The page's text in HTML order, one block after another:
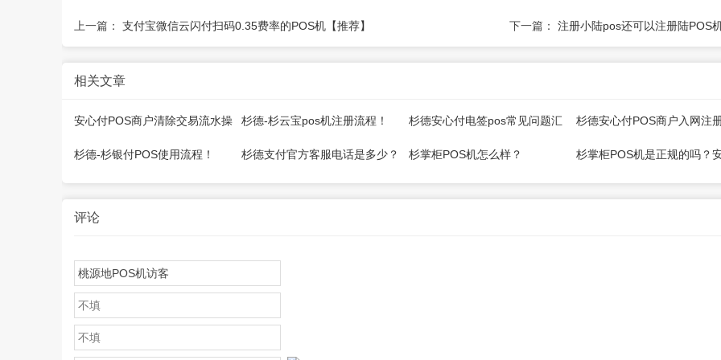
上一篇： 支付宝微信云闪付扫码0.35费率的POS机【推荐】 下一篇： 注册小陆pos还可以注册陆POS
相关文章
安心付POS商户清除交易流水操
作流程
杉德-杉云宝pos机注册流程！
杉德安心付电签pos常见问题汇
总！
杉德安心付POS商户入网注
南
杉德-杉银付POS使用流程！ 杉德支付官方客服电话是多少？ 杉掌柜POS机怎么样？
杉掌柜POS机是正规的吗？
评论